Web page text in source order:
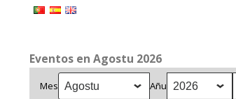
Eventos en Agostu 2026
Mes Añu